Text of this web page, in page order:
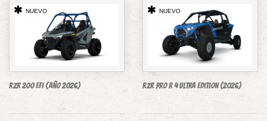
NUEVO
RZR 200 EFI (Año 2026)
NUEVO
RZR Pro R 4 Ultra Edition (2026)